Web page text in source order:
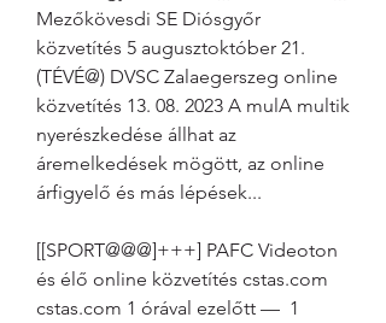
Mezőkövesdi SE Diósgyőr
közvetítés 5 augusztoktóber 21.
(TÉVÉ@) DVSC Zalaegerszeg online
közvetítés 13. 08. 2023 A mulA multik
nyerészkedése állhat az
áremelkedések mögött, az online
árfigyelő és más lépések...
[[SPORT@@@]+++] PAFC Videoton
és élő online közvetítés cstas.com
cstas.com 1 órával ezelőtt —  1